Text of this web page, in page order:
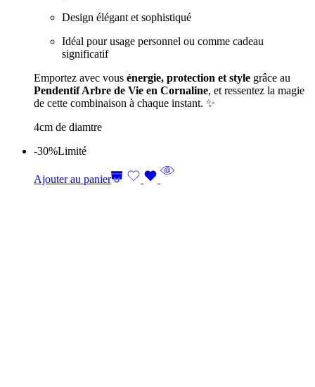
Design élégant et sophistiqué
Idéal pour usage personnel ou comme cadeau
significatif
Emportez avec vous énergie, protection et style grâce au
Pendentif Arbre de Vie en Cornaline, et ressentez la magie
de cette combinaison à chaque instant. ✨
4cm de diamtre
-30%Limité
Ajouter au panier